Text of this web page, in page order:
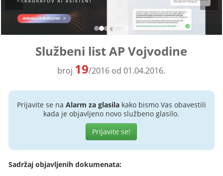
Službeni list AP Vojvodine
broj 19/2016 od 01.04.2016.
Prijavite se na Alarm za glasilakako bismo Vas obavestili
kada je objavljeno novo službeno glasilo.
Prijavite se!
Sadržaj objavljenih dokumenata: